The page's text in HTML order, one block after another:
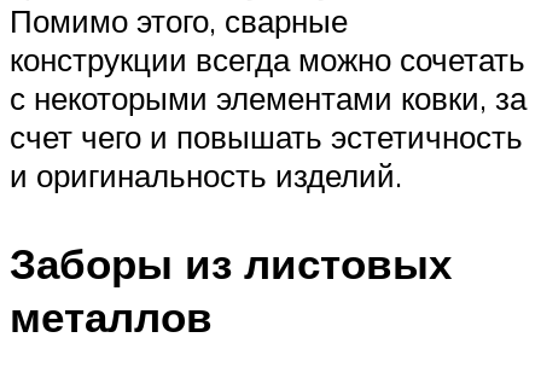
Помимо этого, сварные
конструкции всегда можно сочетать
с некоторыми элементами ковки, за
счет чего и повышать эстетичность
и оригинальность изделий.
Заборы из листовых
металлов